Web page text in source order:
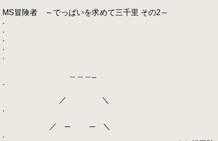
MS冒険者 ～でっぱいを求めて三千里 その2～
.
.
.
.
.
.
／ ＼
.
／ ─ ─ ＼
.